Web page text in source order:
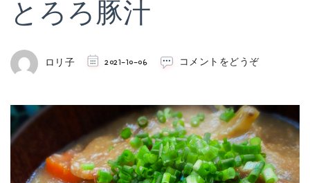
とろろ豚汁
ロリ子 2021-10-06 コメントをどうぞ(と
豚
汁)